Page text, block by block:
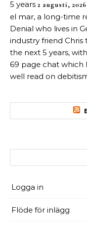
5 years 2 augusti, 2026
el mar, a long-time
Denial who lives in
industry friend Chris
the next 5 years,
69 page chat which
well read on
Logga in
Flöde för inlägg